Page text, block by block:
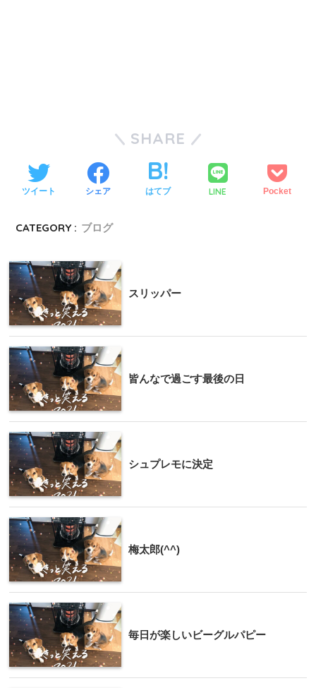
SHARE
ツイート シェア はてブ LINE Pocket
CATEGORY : ブログ
スリッパー
皆んなで過ごす最後の日
シュプレモに決定
梅太郎(^^)
毎日が楽しいビーグルパピー